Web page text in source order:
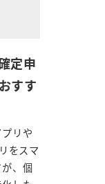
定申
すす
リや
をスマ
、個